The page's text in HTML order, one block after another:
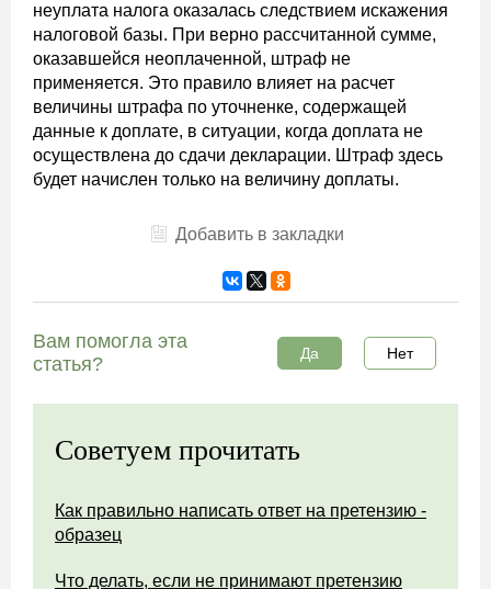
неуплата налога оказалась следствием искажения
налоговой базы. При верно рассчитанной сумме,
оказавшейся неоплаченной, штраф не
применяется. Это правило влияет на расчет
величины штрафа по уточненке, содержащей
данные к доплате, в ситуации, когда доплата не
осуществлена до сдачи декларации. Штраф здесь
будет начислен только на величину доплаты.
Добавить в закладки
Вам помогла эта
статья?
Да Нет
Советуем прочитать
Как правильно написать ответ на претензию -
образец
Что делать, если не принимают претензию